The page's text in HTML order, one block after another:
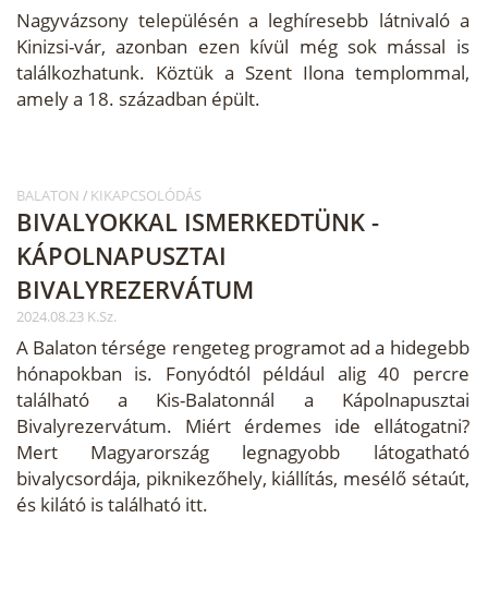
Nagyvázsony településén a leghíresebb látnivaló a
Kinizsi-vár, azonban ezen kívül még sok mással is
találkozhatunk. Köztük a Szent Ilona templommal,
amely a 18. században épült.
BALATON / KIKAPCSOLÓDÁS
BIVALYOKKAL ISMERKEDTÜNK -
KÁPOLNAPUSZTAI
BIVALYREZERVÁTUM
2024.08.23 K.Sz.
A Balaton térsége rengeteg programot ad a hidegebb
hónapokban is. Fonyódtól például alig 40 percre
található a Kis-Balatonnál a Kápolnapusztai
Bivalyrezervátum. Miért érdemes ide ellátogatni?
Mert Magyarország legnagyobb látogatható
bivalycsordája, piknikezőhely, kiállítás, mesélő sétaút,
és kilátó is található itt.